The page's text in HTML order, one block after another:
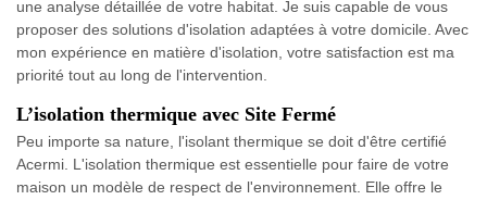
une analyse détaillée de votre habitat. Je suis capable de vous
proposer des solutions d'isolation adaptées à votre domicile. Avec
mon expérience en matière d'isolation, votre satisfaction est ma
priorité tout au long de l'intervention.
L’isolation thermique avec Site Fermé
Peu importe sa nature, l'isolant thermique se doit d'être certifié
Acermi. L'isolation thermique est essentielle pour faire de votre
maison un modèle de respect de l'environnement. Elle offre le